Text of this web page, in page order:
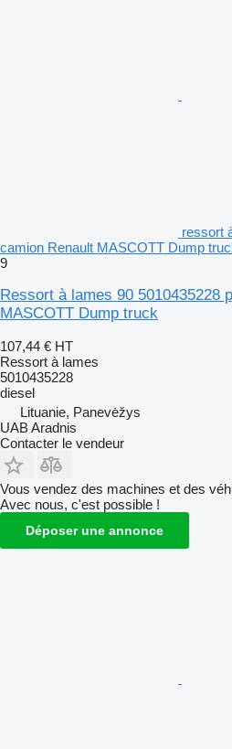
ressort
camion Renault MASCOTT Dump
9
Ressort à lames 90 5010435228
MASCOTT Dump truck
107,44 € HT
Ressort à lames
5010435228
diesel
Lituanie, Panevėžys
UAB Aradnis
Contacter le vendeur
Vous vendez des machines et des
Avec nous, c'est possible !
Déposer une annonce